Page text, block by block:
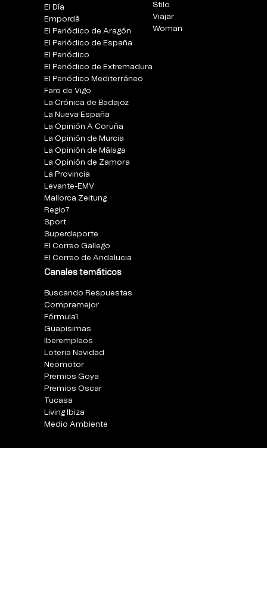
El Día
Empordà
El Periódico de Aragón
El Periódico de España
El Periódico
El Periódico de Extremadura
El Periódico Mediterráneo
Faro de Vigo
La Crónica de Badajoz
La Nueva España
La Opinión A Coruña
La Opinión de Murcia
La Opinión de Málaga
La Opinión de Zamora
La Provincia
Levante-EMV
Mallorca Zeitung
Regio7
Sport
Superdeporte
El Correo Gallego
El Correo de Andalucia
Canales temáticos
Buscando Respuestas
Compramejor
Fórmula1
Guapisimas
Iberempleos
Loteria Navidad
Neomotor
Premios Goya
Premios Oscar
Tucasa
Living Ibiza
Medio Ambiente
Stilo
Viajar
Woman